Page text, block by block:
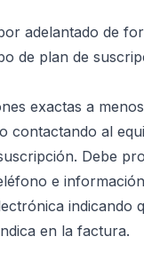
adelantado de
de plan de
exactas a
al
Debe
e
indicando
en la factura.